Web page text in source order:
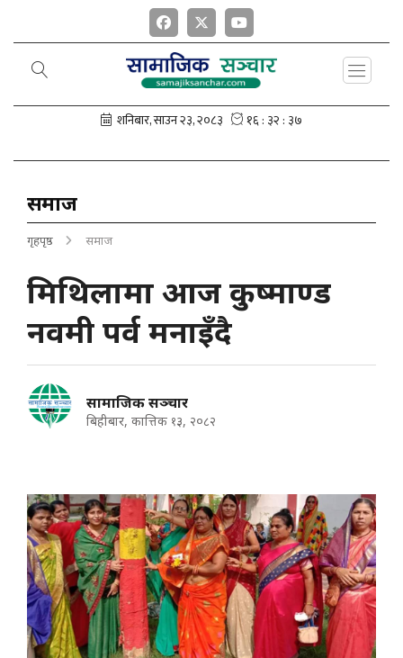
समाज
गृहपृष्ठ समाज
मिथिलामा आज कुष्माण्ड
नवमी पर्व मनाइँदै
सामाजिक सञ्चार
बिहीबार, कात्तिक १३, २०८२